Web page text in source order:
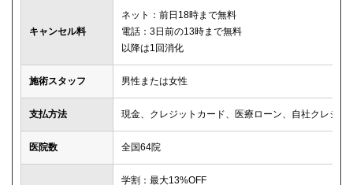
キャンセル料
ネット：前日18時まで無料
電話：3日前の13時まで無料
以降は1回消化
施術スタッフ 男性または女性
支払方法 現金、クレジットカード、医療ローン、自社クレジッ
医院数 全国64院
学割：最大13%OFF